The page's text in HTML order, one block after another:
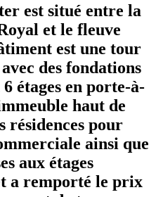
est situé entre la
et le fleuve
est une tour
des fondations
étages en porte-à-
haut de
résidences pour
ainsi que
aux étages
a remporté le prix